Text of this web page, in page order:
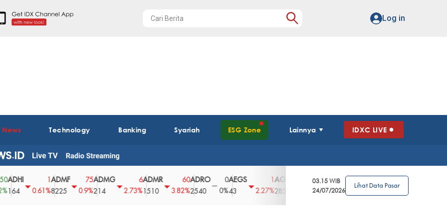
Log in
Technology Banking Syariah ESG Zone Lainnya IDXC LIVE
0.61%
ADMF
8225
75
0.9%
ADMG
214
2.73%
ADMR
1510
3.82%
ADRO
2540
0
0%
AEGS
2.27%2850
3.39%
AGRO
4
2.63%
0%
03.15 WIB
24/07/2026
Lihat Data Pasar